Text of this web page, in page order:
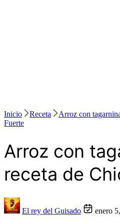
Inicio Receta
Arroz con
Fuerte
Arroz con
receta de
El rey del Guisado enero